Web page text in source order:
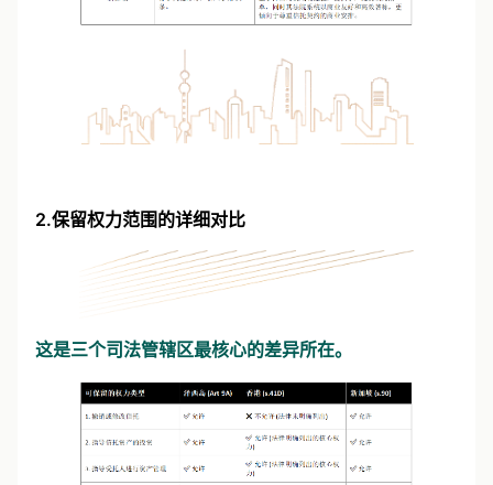
2.保留权力范围的详细对比
这是三个司法管辖区最核心的差异所在。